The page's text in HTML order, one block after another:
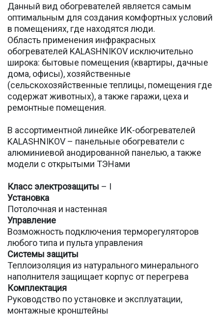
Данный вид обогревателей является самым
оптимальным для создания комфортных условий
в помещениях, где находятся люди.
Область применения инфракрасных
обогревателей KALASHNIKOV исключительно
широка: бытовые помещения (квартиры, дачные
дома, офисы), хозяйственные
(сельскохозяйственные теплицы, помещения где
содержат животных), а также гаражи, цеха и
ремонтные помещения.
В ассортиментной линейке ИК-обогревателей
KALASHNIKOV – панельные обогреватели с
алюминиевой анодированной панелью, а также
модели с открытыми ТЭНами
Класс электрозащиты – I
Установка
Потолочная и настенная
Управление
Возможность подключения терморегуляторов
любого типа и пульта управления
Системы защиты
Теплоизоляция из натурального минерального
наполнителя защищает корпус от перегрева
Комплектация
Руководство по установке и эксплуатации,
монтажные кронштейны